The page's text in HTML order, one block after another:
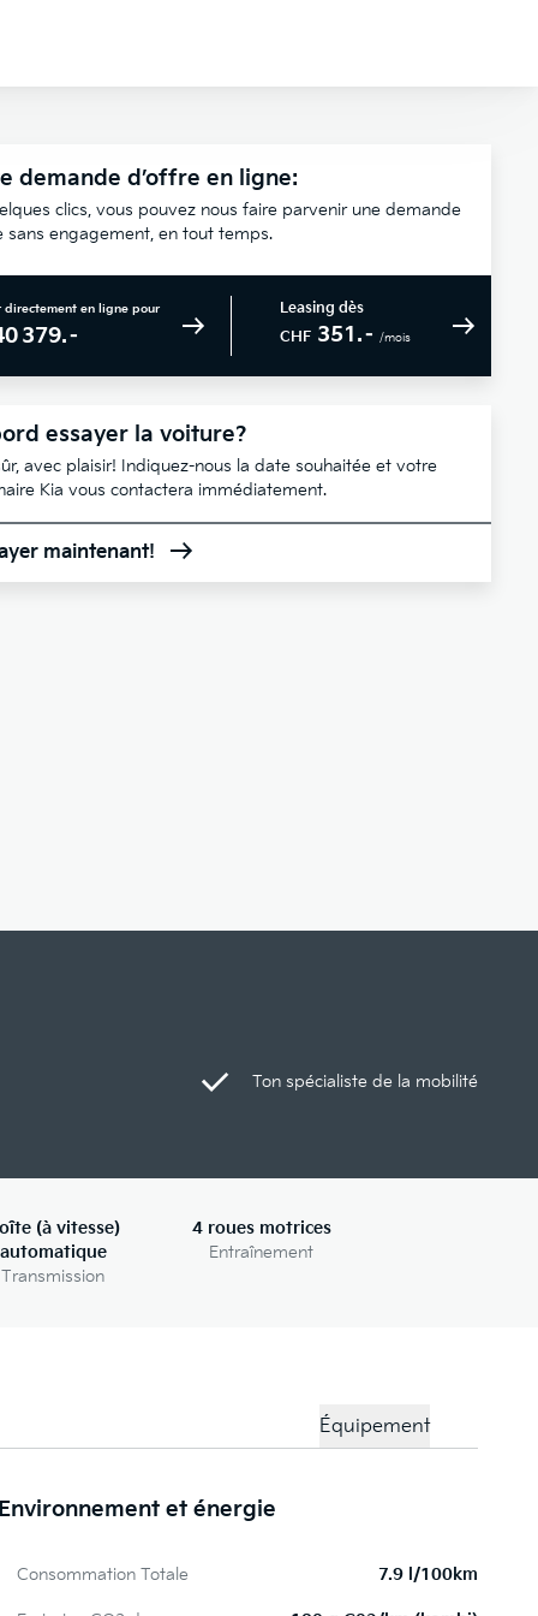
demande d’offre en ligne:
clics, vous pouvez nous faire parvenir une demande
sans engagement, en tout temps.
directement en ligne pour
379.–
Leasing dès
CHF 351.– /mois
essayer la voiture?
avec plaisir! Indiquez-nous la date souhaitée et votre
Kia vous contactera immédiatement.
maintenant!
Ton spécialiste de la mobilité
(à vitesse)
automatique
Transmission
4 roues motrices
Entraînement
Équipement
Environnement et énergie
Consommation Totale 7.9 l/100km